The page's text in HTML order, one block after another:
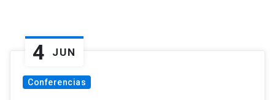
4 JUN
Conferencias